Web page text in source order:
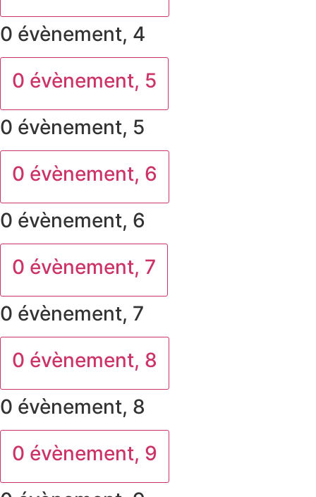
0 évènement, 4
0 évènement, 5
0 évènement, 5
0 évènement, 6
0 évènement, 6
0 évènement, 7
0 évènement, 7
0 évènement, 8
0 évènement, 8
0 évènement, 9